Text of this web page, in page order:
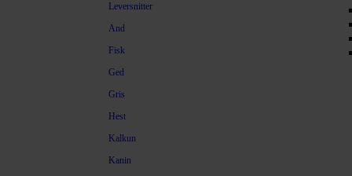
Leversnitter
And
Fisk
Ged
Gris
Hest
Kalkun
Kanin